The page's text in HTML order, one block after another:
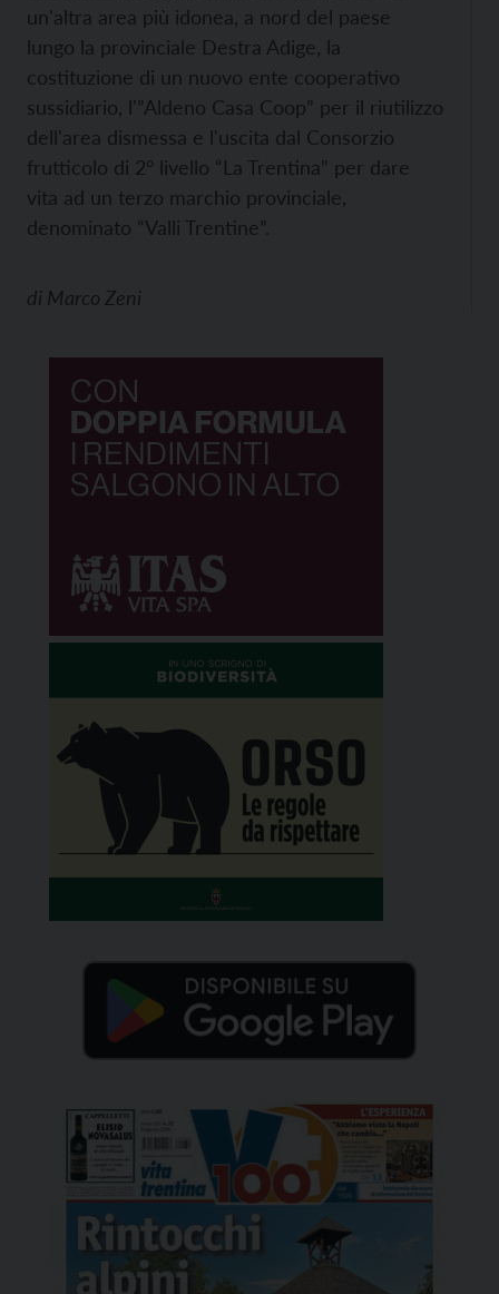
un'altra area più idonea, a nord del paese
lungo la provinciale Destra Adige, la
costituzione di un nuovo ente cooperativo
sussidiario, l'”Aldeno Casa Coop” per il riutilizzo
dell'area dismessa e l'uscita dal Consorzio
frutticolo di 2° livello “La Trentina” per dare
vita ad un terzo marchio provinciale,
denominato “Valli Trentine”.
di Marco Zeni